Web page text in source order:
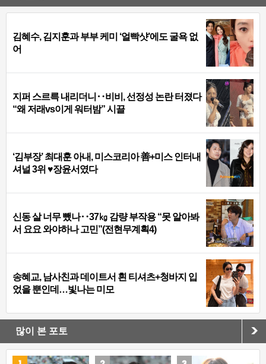
김혜수, 김지훈과 부부 케미 ‘얼빡샷’에도 굴욕 없
어
지퍼 스르륵 내리더니‥비비, 선정성 논란 터졌다
“왜 저래vs이게 워터밤” 시끌
‘김부장’ 최대훈 아내, 미스코리아 善+미스 인터내
셔널 3위 ♥장윤서였다
신동 살 너무 뺐나‥37㎏ 감량 부작용 “못 알아봐
서 요요 와야하나 고민”(전현무계획4)
송혜교, 남사친과 데이트서 흰 티셔츠+청바지 입
었을 뿐인데…빛나는 미모
많이 본 포토